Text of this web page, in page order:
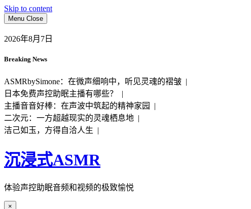
Skip to content
Menu Close
2026年8月7日
Breaking News
ASMRbySimone：在微声细响中，听见灵魂的褶皱 |
日本免费声控助眠主播有哪些？ |
主播音音好棒：在声波中筑起的精神家园 |
二次元：一方超越现实的灵魂栖息地 |
洁己如玉，方得自洽人生 |
沉浸式ASMR
体验声控助眠音频和视频的极致愉悦
×